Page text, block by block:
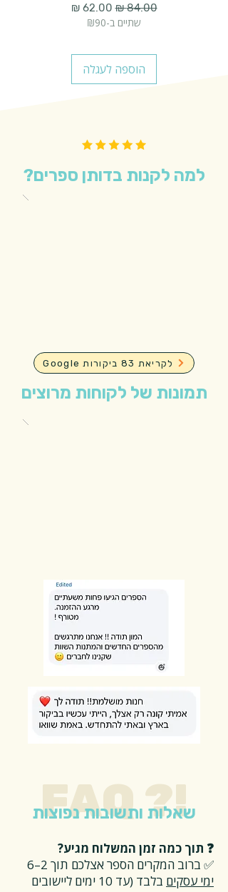
מחיר רגיל‏84.00 ‏₪ מחיר מבצע
שתיים ב-₪90
הוספה לעגלה
למה לקנות בדותן ספרים?
Google לקריאת 83 ביקורות
תמונות של לקוחות מרוצים
FAQ ?!
שאלות ותשובות נפוצות
❓ תוך כמה זמן המשלוח מגיע?
✅ ברוב המקרים הספר אצלכם תוך 2–6
ימי עסקים
בלבד (עד 10 ימים ליישובים